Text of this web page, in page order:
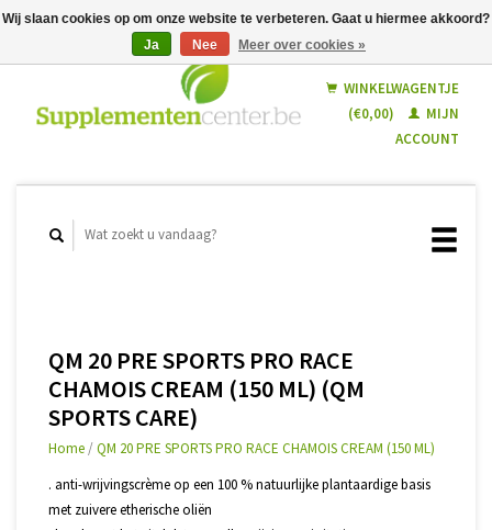
Nederlands
WINKELWAGENTJE
(€0,00)
MIJN
ACCOUNT
QM 20 PRE SPORTS PRO RACE
CHAMOIS CREAM (150 ML) (QM
SPORTS CARE)
Home /QM 20 PRE SPORTS PRO RACE CHAMOIS CREAM (150 ML)
. anti-wrijvingscrème op een 100 % natuurlijke plantaardige basis
met zuivere etherische oliën
Wij slaan cookies op om onze website te verbeteren. Gaat u hiermee akkoord?
Ja
Nee Meer over cookies »